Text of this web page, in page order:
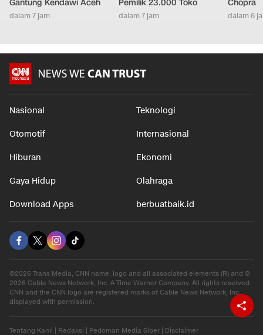
Video Gibran Tinjau
Setelah Resign dan Bantu
Nick
Nasional Teknologi
Otomotif Internasional
Hiburan Ekonomi
Download Apps
©2026 Trans Media, CNN name, logo and all associated elements (R) and ©
2026 Cable News Network, Inc. A Time Warner Company. All rights reserved.